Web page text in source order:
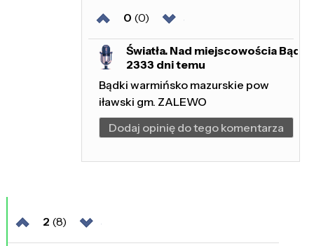
0 (0)
Światła. Nad miejscowościa Bądki
2333 dni temu
Bądki warmińsko mazurskie pow
iławski gm. ZALEWO
Dodaj opinię do tego komentarza
2 (8)